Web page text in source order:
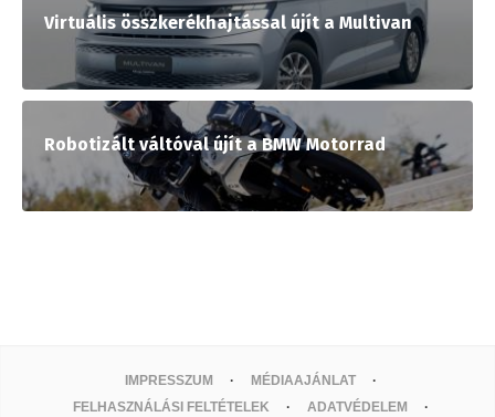
Virtuális összkerékhajtással újít a Multivan
Robotizált váltóval újít a BMW Motorrad
IMPRESSZUM
MÉDIAAJÁNLAT
FELHASZNÁLÁSI FELTÉTELEK
ADATVÉDELEM